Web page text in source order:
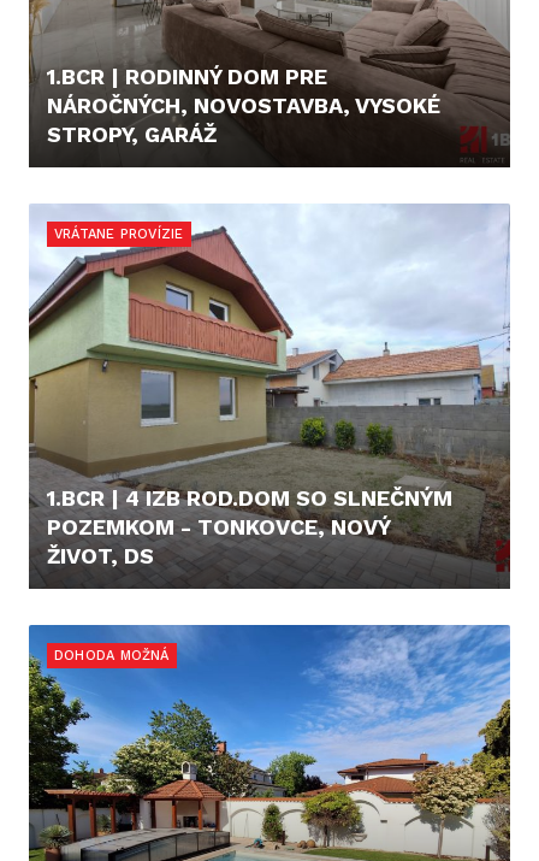
1.BCR | RODINNÝ DOM PRE
NÁROČNÝCH, NOVOSTAVBA, VYSOKÉ
STROPY, GARÁŽ
VRÁTANE PROVÍZIE
1.BCR | 4 IZB ROD.DOM SO SLNEČNÝM
POZEMKOM - TONKOVCE, NOVÝ
ŽIVOT, DS
DOHODA MOŽNÁ